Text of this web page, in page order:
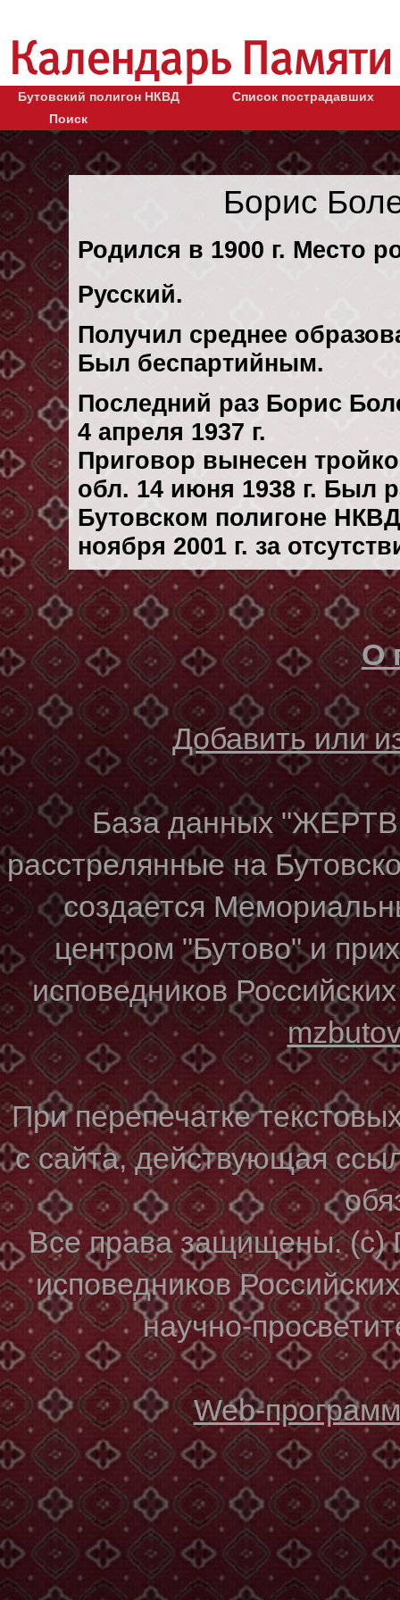
Бутовский полигон НКВД
Список пострадавших
Поиск
Борис
Родился в 1900 г. Место
Русский.
Получил среднее
Был беспартийным.
Последний раз Борис
4 апреля 1937 г.
Приговор вынесен
обл. 14 июня 1938 г. Был
Бутовском полигоне
ноября 2001 г. за
О
Добавить или
База данных
расстрелянные на
создается
центром "Бутово" и
исповедников
При перепечатке
с сайта, действующая
Все права защищены. (с)
исповедников
научно-
Web-